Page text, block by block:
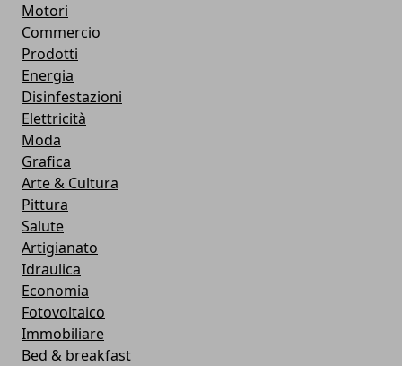
Motori
Commercio
Prodotti
Energia
Disinfestazioni
Elettricità
Moda
Grafica
Arte & Cultura
Pittura
Salute
Artigianato
Idraulica
Economia
Fotovoltaico
Immobiliare
Bed & breakfast